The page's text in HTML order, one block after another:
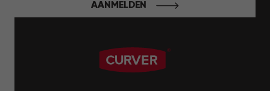
AANMELDEN